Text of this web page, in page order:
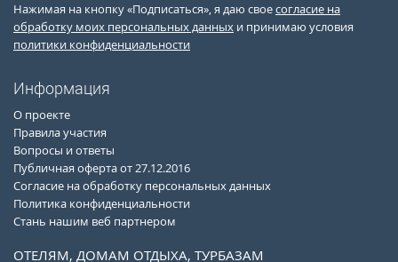
Нажимая на кнопку «Подписаться», я даю своесогласие на
обработку моих персональных данных и принимаю условия
политики конфиденциальности
Информация
О проекте
Правила участия
Вопросы и ответы
Публичная оферта от 27.12.2016
Согласие на обработку персональных данных
Политика конфиденциальности
Стань нашим веб партнером
ОТЕЛЯМ, ДОМАМ ОТДЫХА, ТУРБАЗАМ